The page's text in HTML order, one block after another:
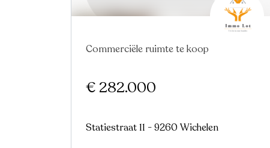
Commerciële ruimte te koop
€ 282.000
Statiestraat 11 - 9260 Wichelen